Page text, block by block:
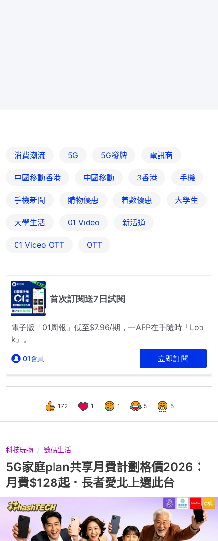
消費潮流 5G 5G發牌 電訊商
中國移動香港 中國移動 3香港 手機
手機新聞 購物優惠 着數優惠 大學生
大學生活 01 Video 新活道
01‌ ‌Video‌ ‌OTT OTT
172 1 1 5 5
科技玩物 數碼生活
5G家庭plan共享月費計劃格價2026：
月費$128起．長者愛北上選此台